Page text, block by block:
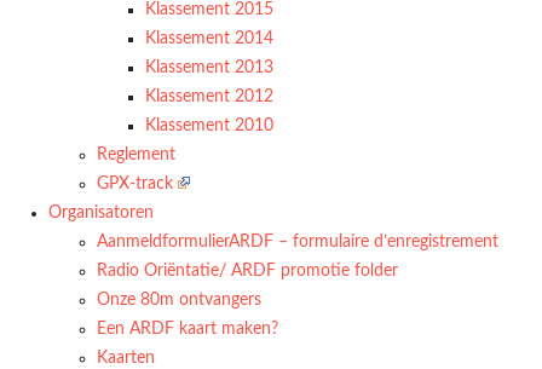
Klassement 2015
Klassement 2014
Klassement 2013
Klassement 2012
Klassement 2010
Reglement
GPX-track
Organisatoren
AanmeldformulierARDF – formulaire d’enregistrement
Radio Oriëntatie/ ARDF promotie folder
Onze 80m ontvangers
Een ARDF kaart maken?
Kaarten